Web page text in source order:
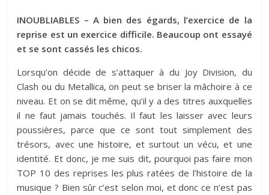
INOUBLIABLES – A bien des égards, l’exercice de la
reprise est un exercice difficile. Beaucoup ont essayé
et se sont cassés les chicos.
Lorsqu’on décide de s’attaquer à du Joy Division, du
Clash ou du Metallica, on peut se briser la mâchoire à ce
niveau. Et on se dit même, qu’il y a des titres auxquelles
il ne faut jamais touchés. Il faut les laisser avec leurs
poussières, parce que ce sont tout simplement des
trésors, avec une histoire, et surtout un vécu, et une
identité. Et donc, je me suis dit, pourquoi pas faire mon
TOP 10 des reprises les plus ratées de l’histoire de la
musique ? Bien sûr c’est selon moi, et donc ce n’est pas